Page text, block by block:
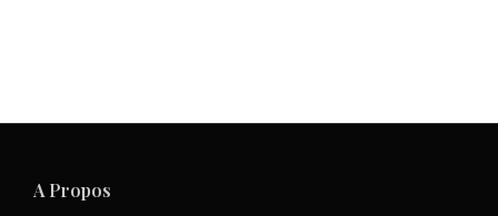
A Propos